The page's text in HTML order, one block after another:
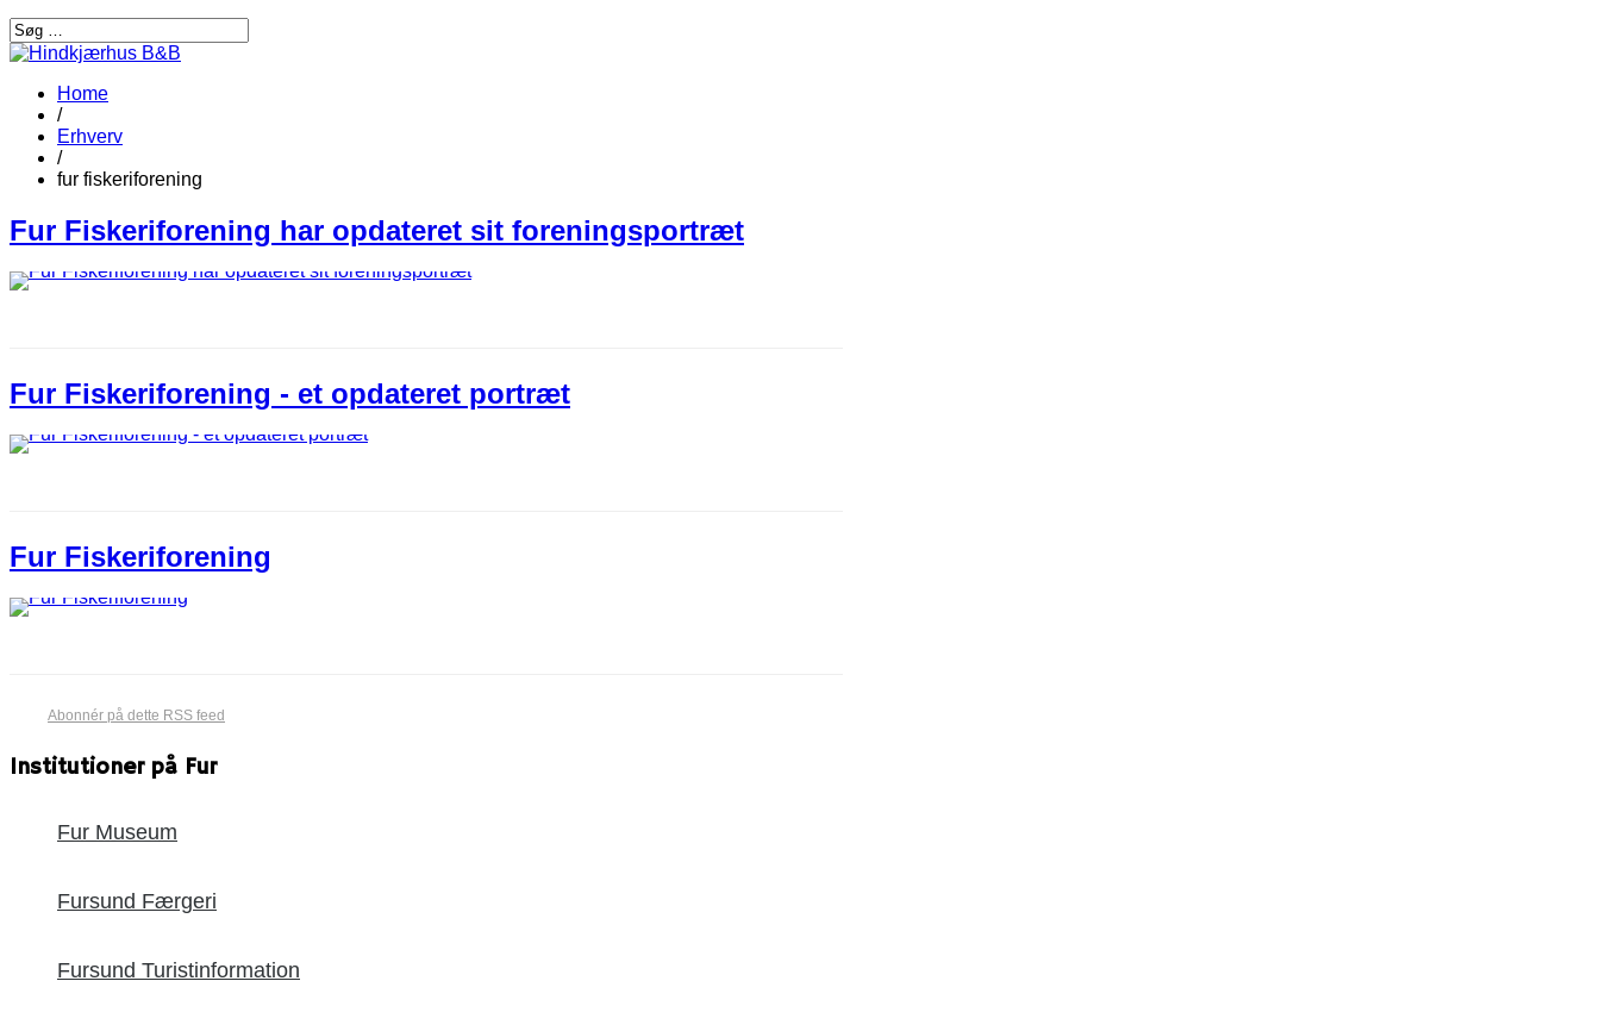
Home
/
Erhverv
/
fur fiskeriforening
Fur Fiskeriforening har opdateret sit foreningsportræt
Fur Fiskeriforening - et opdateret portræt
Fur Fiskeriforening
Abonnér på dette RSS feed
Institutioner på Fur
Fur Museum
Fursund Færgeri
Fursund Turistinformation